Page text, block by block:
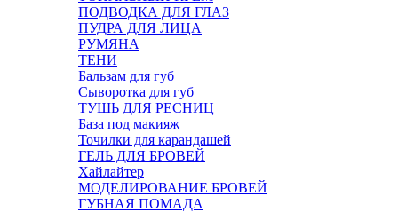
ПОДВОДКА ДЛЯ ГЛАЗ
ПУДРА ДЛЯ ЛИЦА
РУМЯНА
ТЕНИ
Бальзам для губ
Сыворотка для губ
ТУШЬ ДЛЯ РЕСНИЦ
База под макияж
Точилки для карандашей
ГЕЛЬ ДЛЯ БРОВЕЙ
Хайлайтер
МОДЕЛИРОВАНИЕ БРОВЕЙ
ГУБНАЯ ПОМАДА